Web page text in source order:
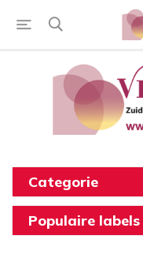
Categorie
Populaire labels